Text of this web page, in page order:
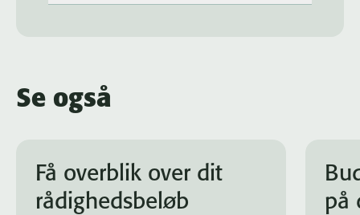
Se også
Få overblik over dit
rådighedsbeløb
på